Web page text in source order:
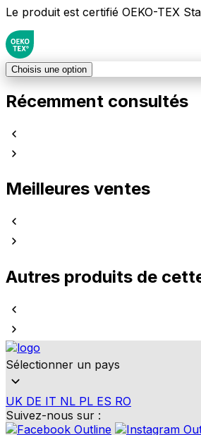
Le produit est certifié OEKO-TEX
Choisis une option
Récemment consultés
Meilleures ventes
Autres produits de
Sélectionner un pays
UK DE IT NL PL ES RO
Suivez-nous sur :